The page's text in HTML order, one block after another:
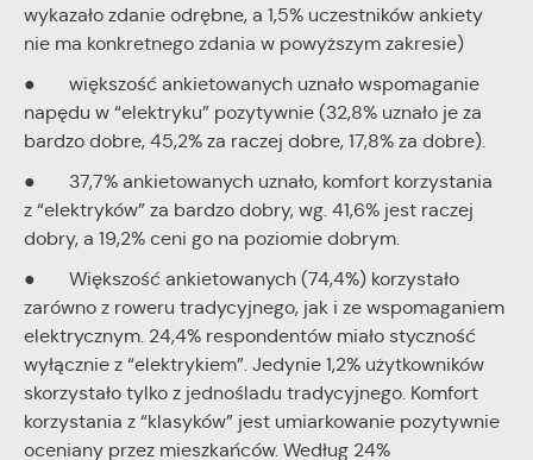
wykazało zdanie odrębne, a 1,5% uczestników ankiety
nie ma konkretnego zdania w powyższym zakresie)
● większość ankietowanych uznało wspomaganie
napędu w “elektryku” pozytywnie (32,8% uznało je za
bardzo dobre, 45,2% za raczej dobre, 17,8% za dobre).
● 37,7% ankietowanych uznało, komfort korzystania
z “elektryków” za bardzo dobry, wg. 41,6% jest raczej
dobry, a 19,2% ceni go na poziomie dobrym.
● Większość ankietowanych (74,4%) korzystało
zarówno z roweru tradycyjnego, jak i ze wspomaganiem
elektrycznym. 24,4% respondentów miało styczność
wyłącznie z “elektrykiem”. Jedynie 1,2% użytkowników
skorzystało tylko z jednośladu tradycyjnego. Komfort
korzystania z “klasyków” jest umiarkowanie pozytywnie
oceniany przez mieszkańców. Według 24%